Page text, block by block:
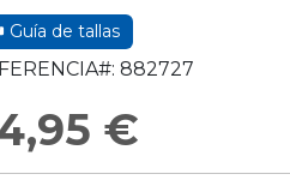
Guía de tallas
882727
€